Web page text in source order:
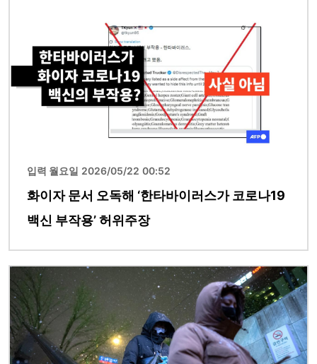
입력 월요일 2026/05/22 00:52
화이자 문서 오독해 ‘한타바이러스가 코로나19
백신 부작용’ 허위주장
이미지